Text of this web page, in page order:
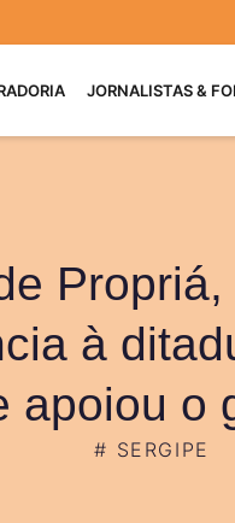
JORNALISTAS &
à
apoiou o
# SERGIPE